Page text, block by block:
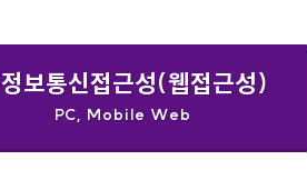
정보통신접근성(웹접근성)
PC, Mobile Web